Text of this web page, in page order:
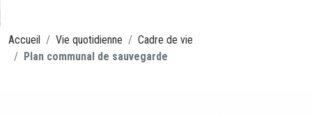
Accueil Vie quotidienne
Cadre de vie
Plan communal de sauvegarde